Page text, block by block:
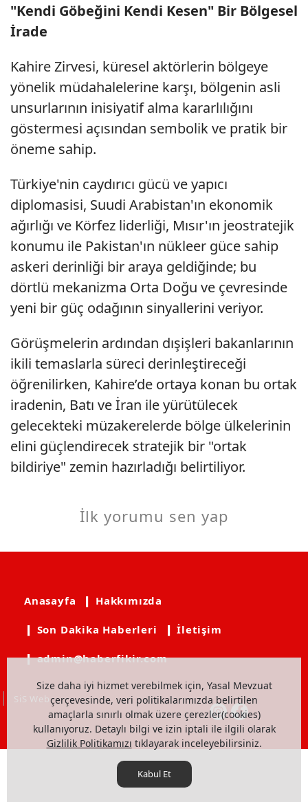
"Kendi Göbeğini Kendi Kesen" Bir Bölgesel
İrade
Kahire Zirvesi, küresel aktörlerin bölgeye
yönelik müdahalelerine karşı, bölgenin asli
unsurlarının inisiyatif alma kararlılığını
göstermesi açısından sembolik ve pratik bir
öneme sahip.
Türkiye'nin caydırıcı gücü ve yapıcı
diplomasisi, Suudi Arabistan'ın ekonomik
ağırlığı ve Körfez liderliği, Mısır'ın jeostratejik
konumu ile Pakistan'ın nükleer güce sahip
askeri derinliği bir araya geldiğinde; bu
dörtlü mekanizma Orta Doğu ve çevresinde
yeni bir güç odağının sinyallerini veriyor.
Görüşmelerin ardından dışişleri bakanlarının
ikili temaslarla süreci derinleştireceği
öğrenilirken, Kahire’de ortaya konan bu ortak
iradenin, Batı ve İran ile yürütülecek
gelecekteki müzakerelerde bölge ülkelerinin
elini güçlendirecek stratejik bir "ortak
bildiriye" zemin hazırladığı belirtiliyor.
İlk yorumu sen yap
Size daha iyi hizmet verebilmek için, Yasal Mevzuat
çerçevesinde, veri politikalarımızda belirtilen
amaçlarla sınırlı olmak üzere çerezler(cookies)
kullanıyoruz. Detaylı bilgi ve izin iptali ile ilgili olarak
Gizlilik Politikamızı tıklayarak inceleyebilirsiniz.
Kabul Et
Anasayfa ❙ Hakkımızda
❙ Son Dakika Haberleri ❙ İletişim
❙ admin@haberfikir.com
SiS Web